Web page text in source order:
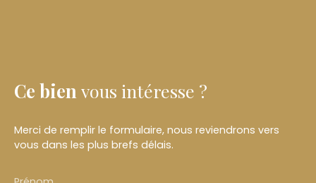
Ce bien vous intéresse ?
Merci de remplir le formulaire, nous reviendrons vers
vous dans les plus brefs délais.